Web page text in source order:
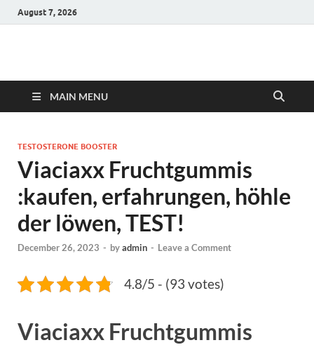
August 7, 2026
Hulk Supplements
MAIN MENU
TESTOSTERONE BOOSTER
Viaciaxx Fruchtgummis
:kaufen, erfahrungen, höhle
der löwen, TEST!
December 26, 2023 - byadmin - Leave a Comment
4.8/5 - (93 votes)
Viaciaxx Fruchtgummis